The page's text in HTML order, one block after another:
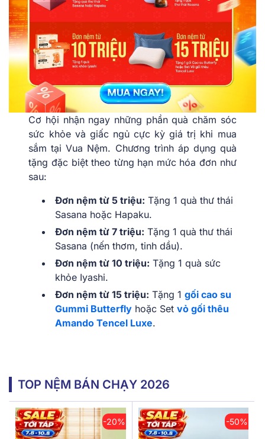
Cơ hội nhận ngay những phần quà chăm sóc
sức khỏe và giấc ngủ cực kỳ giá trị khi mua
sắm tại Vua Nệm. Chương trình áp dụng quà
tặng đặc biệt theo từng hạn mức hóa đơn như
sau:
Đơn nệm từ 5 triệu: Tặng 1 quà thư thái
Sasana hoặc Hapaku.
Đơn nệm từ 7 triệu: Tặng 1 quà thư thái
Sasana (nến thơm, tinh dầu).
Đơn nệm từ 10 triệu: Tặng 1 quà sức
khỏe Iyashi.
Đơn nệm từ 15 triệu: Tặng 1gối cao su
Gummi Butterfly hoặc Setvỏ gối thêu
Amando Tencel Luxe.
TOP NỆM BÁN CHẠY 2026
-20% -50%